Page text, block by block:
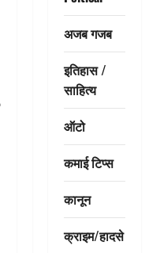
अजब गजब
इतिहास /
साहित्य
ऑटो
कमाई टिप्स
कानून
क्राइम/हादसे